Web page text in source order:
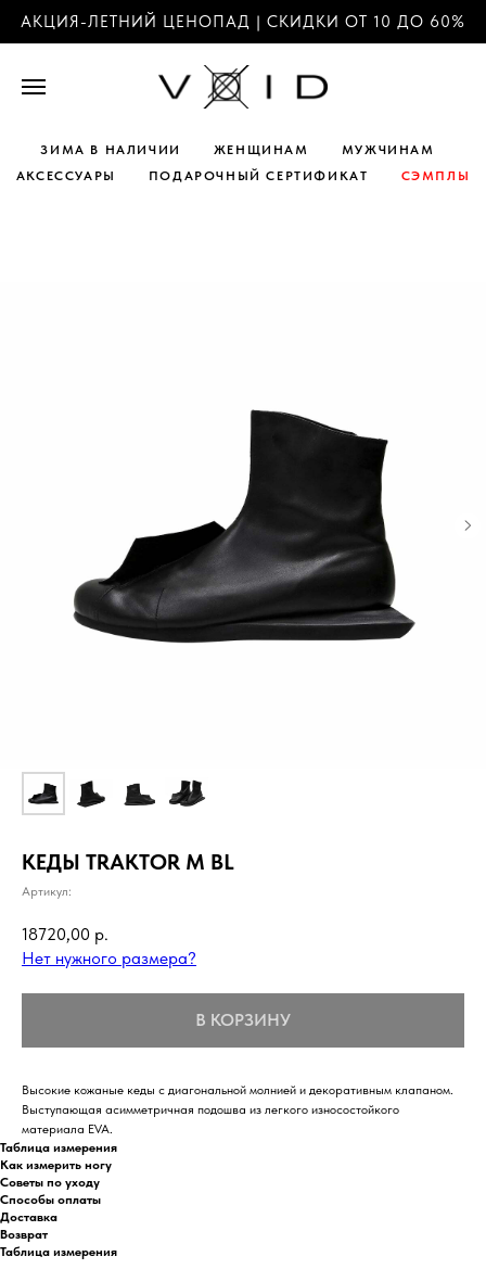
АКЦИЯ-ЛЕТНИЙ ЦЕНОПАД | СКИДКИ ОТ 10 ДО 60%
ЗИМА В НАЛИЧИИ ЖЕНЩИНАМ
МУЖЧИНАМ
АКСЕССУАРЫ
ПОДАРОЧНЫЙ СЕРТИФИКАТ СЭМПЛЫ
КЕДЫ TRAKTOR M BL
Артикул:
18720,00 р.
Нет нужного размера?
В КОРЗИНУ
Высокие кожаные кеды с диагональной молнией и декоративным клапаном.
Выступающая асимметричная подошва из легкого износостойкого
материала EVA.
Таблица измерения
Как измерить ногу
Советы по уходу
Способы оплаты
Доставка
Возврат
Таблица измерения